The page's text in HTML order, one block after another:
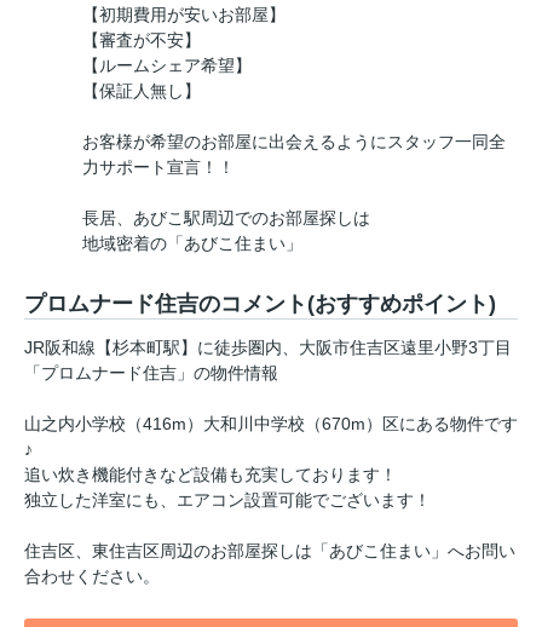
【初期費用が安いお部屋】
【審査が不安】
【ルームシェア希望】
【保証人無し】
お客様が希望のお部屋に出会えるようにスタッフ一同全
力サポート宣言！！
長居、あびこ駅周辺でのお部屋探しは
地域密着の「あびこ住まい」
プロムナード住吉のコメント(おすすめポイント)
JR阪和線【杉本町駅】に徒歩圏内、大阪市住吉区遠里小野3丁目
「プロムナード住吉」の物件情報
山之内小学校（416m）大和川中学校（670m）区にある物件です
♪
追い炊き機能付きなど設備も充実しております！
独立した洋室にも、エアコン設置可能でございます！
住吉区、東住吉区周辺のお部屋探しは「あびこ住まい」へお問い
合わせください。